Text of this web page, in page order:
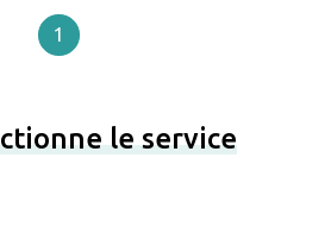
1
le service